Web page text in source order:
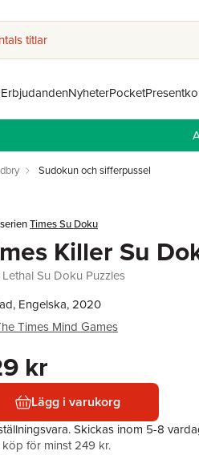
titlar
ErbjudandenNyheterPocket
Sudokun och sifferpussel
Times Su Doku
Killer Su
Su Doku Puzzles
Engelska, 2020
Times Mind Games
kr
Lägg i varukorg
Skickas inom 5-8
för minst 249 kr.